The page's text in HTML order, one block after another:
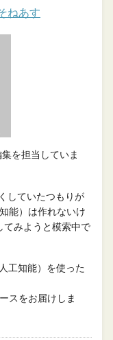
ねあす
を担当していま
していたつもりが
能）は作れないけ
てみようと模索中で
工知能）を使った
スをお届けしま